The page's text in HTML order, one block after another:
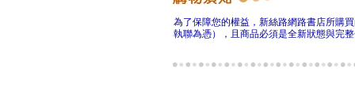
為了保障您的權益，新絲路網路書店所購
執聯為憑），且商品必須是全新狀態與完